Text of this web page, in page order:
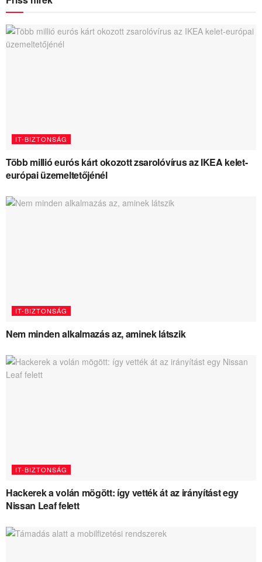
IT-BIZTONSÁG
Több millió eurós kárt okozott zsarolóvírus az IKEA kelet-
európai üzemeltetőjénél
IT-BIZTONSÁG
Nem minden alkalmazás az, aminek látszik
IT-BIZTONSÁG
Hackerek a volán mögött: így vették át az irányítást egy
Nissan Leaf felett